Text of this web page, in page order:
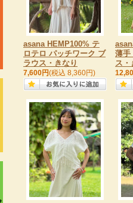
asana HEMP100% テ
ロテロ パッチワーク ブ
ラウス・きなり
7,600円(税込 8,360円)
薄手
ス・